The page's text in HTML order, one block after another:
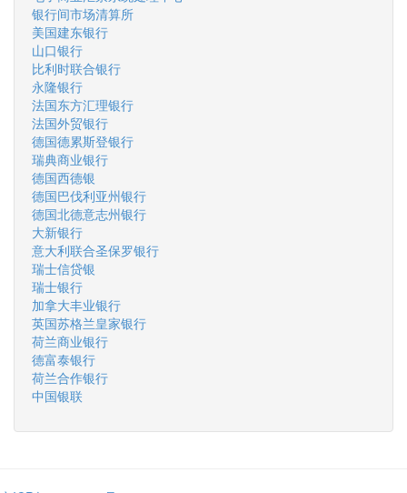
银行间市场清算所
美国建东银行
山口银行
比利时联合银行
永隆银行
法国东方汇理银行
法国外贸银行
德国德累斯登银行
瑞典商业银行
德国西德银
德国巴伐利亚州银行
德国北德意志州银行
大新银行
意大利联合圣保罗银行
瑞士信贷银
瑞士银行
加拿大丰业银行
英国苏格兰皇家银行
荷兰商业银行
德富泰银行
荷兰合作银行
中国银联